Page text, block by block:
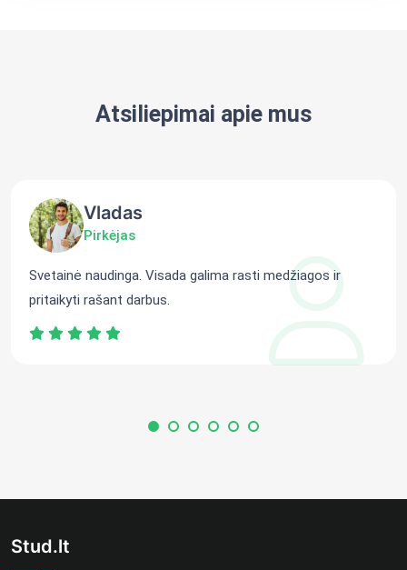
Atsiliepimai apie mus
Vladas
Pirkėjas
Svetainė naudinga. Visada galima rasti medžiagos ir
pritaikyti rašant darbus.
Stud.lt